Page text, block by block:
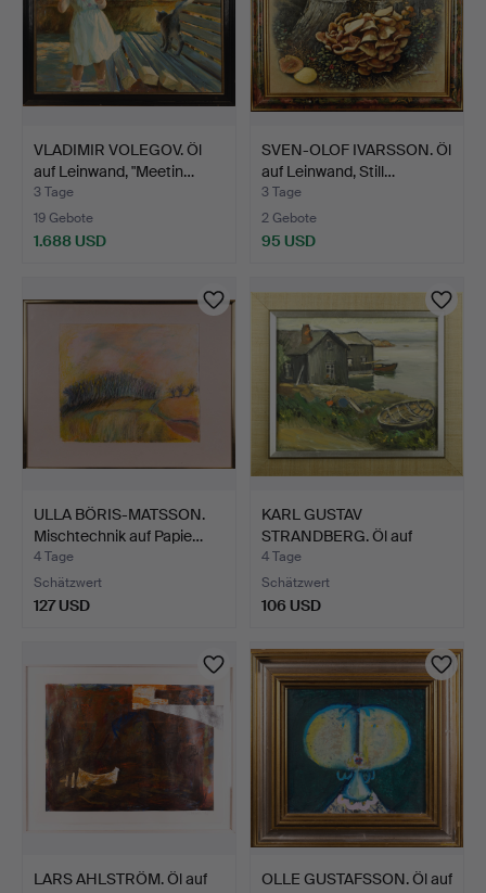
VLADIMIR VOLEGOV. Öl
auf Leinwand, "Meetin…
3 Tage
19 Gebote
1.688 USD
SVEN-OLOF IVARSSON. Öl
auf Leinwand, Still…
3 Tage
2 Gebote
95 USD
ULLA BÖRIS-MATSSON.
Mischtechnik auf Papie…
4 Tage
Schätzwert
127 USD
KARL GUSTAV
STRANDBERG. Öl auf
Leinwand, I…
4 Tage
Schätzwert
106 USD
LARS AHLSTRÖM. Öl auf
OLLE GUSTAFSSON. Öl auf